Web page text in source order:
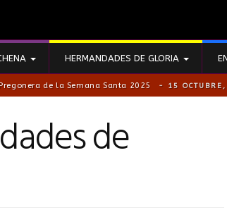
HERMANDADES DE GLORIA
de la Semana Santa 2025 - 15
de